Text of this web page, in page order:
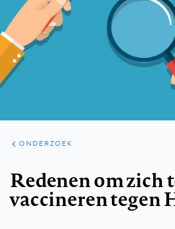
ARTIKELEN
ONDERZOEK
ONDERZOEK
Redenen om zich
vaccineren tegen